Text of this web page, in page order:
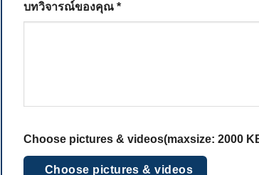
บทวิจารณ์ของคุณ *
Choose pictures & videos(maxsize: 2000
Choose pictures & videos